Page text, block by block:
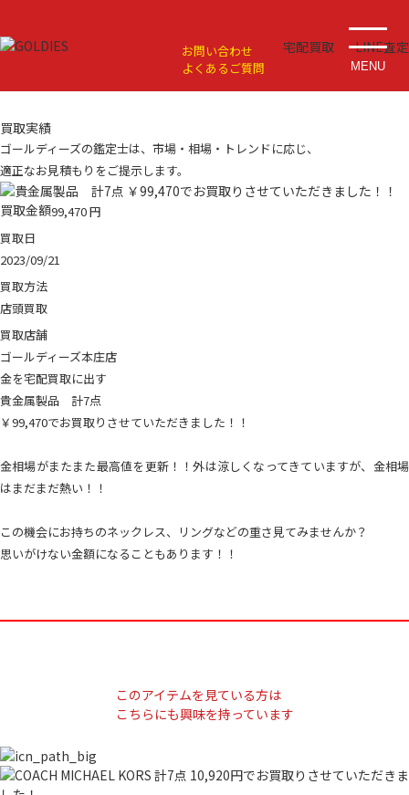
お問い合わせ
よくあるご質問
宅配買取 LINE査定
MENU
買取実績
ゴールディーズの鑑定士は、市場・相場・トレンドに応じ、
適正なお見積もりをご提示します。
買取金額99,470円
買取日
2023/09/21
買取方法
店頭買取
買取店舗
ゴールディーズ本庄店
金を宅配買取に出す
貴金属製品 計7点
￥99,470でお買取りさせていただきました！！
金相場がまたまた最高値を更新！！外は涼しくなってきていますが、金相場
はまだまだ熱い！！
この機会にお持ちのネックレス、リングなどの重さ見てみませんか？
思いがけない金額になることもあります！！
このアイテムを見ている方は
こちらにも興味を持っています